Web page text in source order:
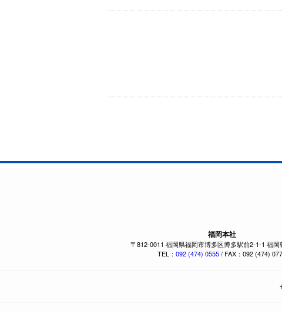
福岡本社
〒812-0011 福岡県福岡市博多区博多駅前2-1-1 福岡
TEL： 092 (474) 0555/ FAX：092 (474)